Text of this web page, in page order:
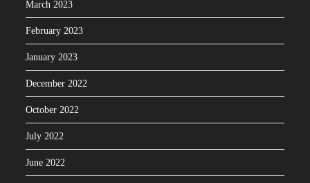
March 2023
February 2023
January 2023
December 2022
October 2022
July 2022
June 2022